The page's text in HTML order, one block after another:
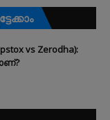
vs Zerodha):